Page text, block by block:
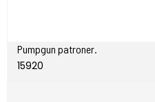
Pumpgun patroner.
15920